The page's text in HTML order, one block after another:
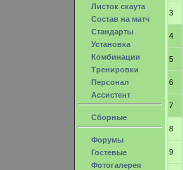
Листок скаута
Состав на матч
Стандарты
Установка
Комбинации
Тренировки
Персонал
Ассистент
Сборные
Форумы
Гостевые
Фотогалерея
3
4
5
6
7
8
9